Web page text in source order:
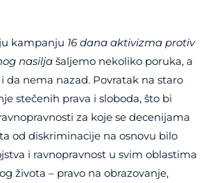
kampanju 16 dana aktivizma protiv
nasilja šaljemo nekoliko poruka, a
da nema nazad. Povratak na staro
stečenih prava i sloboda, što bi
za koje se decenijama
od diskriminacije na osnovu bilo
i ravnopravnost u svim oblastima
života – pravo na obrazovanje,